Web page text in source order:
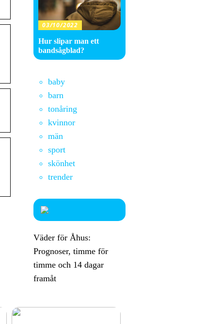
03/10/2022
Hur slipar man ett
bandsågblad?
baby
barn
tonåring
kvinnor
män
sport
skönhet
trender
Väder för Åhus:
Prognoser, timme för
timme och 14 dagar
framåt